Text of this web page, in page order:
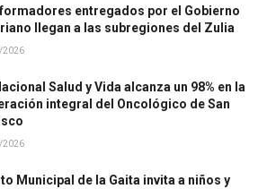
entregados por el Gobierno
llegan a las subregiones del Zulia
2026
Salud y Vida alcanza un 98% en la
integral del Oncológico de San
2026
Municipal de la Gaita invita a niños y